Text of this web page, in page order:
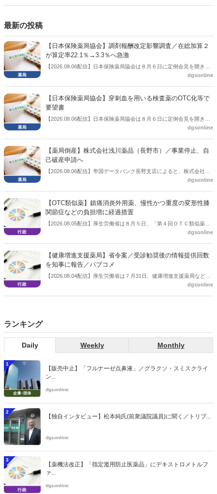
最新の投稿
【日本保険薬局協会】調剤報酬改定影響調査／在総加算２
が算定率22.1％→3.3％へ急激
【2026.08.06配信】日本保険薬局協会は８月６日に定例会見を開き、
「令和８年度調剤報酬改定に係る保険薬局への影響」の調査結果を公
3.3％へ大きく低下した。
dgsonline
【日本保険薬局協会】穿刺血を用いる検査薬のOTC化等で
要望書
【2026.08.06配信】日本保険薬局協会は８月６日に定例会見を開き、
「穿刺血を用いる検査薬のOTC化等に関する要望書」を厚生労働省 医
dgsonline
【薬局倒産】株式会社浅川薬品（長野市）／事業停止、自
己破産申請へ
【2026.08.06配信】帝国データバンク長野支店によると、株式会社浅
川薬品（長野市）は7月31日に事業を停止し、自己破産申請の準備に
dgsonline
【OTC類似薬】鎮痛消炎外用薬、慢性かつ重度の変形性膝
関節症などの負担増に経過措置
【2026.08.05配信】厚生労働省は８月５日、「第４回ＯＴＣ類似薬の
保険給付の見直しの実施に向けた技術的検討会」を開催。「中間とり
会等に報告し、令和８年秋頃を目途に結論を得る予定。
dgsonline
【健康増進支援薬局】省令案／受診勧奨後の情報提供回数
を知事に報告／パブコメ
【2026.08.04配信】厚生労働省は７月31日、健康増進支援薬局などに
関する省令案を示し、パブコメを開始した。受診勧奨を行った後に、
dgsonline
ランキング
Daily Weekly Monthly
1
【販売中止】「フルナーゼ点鼻液」／グラクソ・スミスクライ
ン...
dgsonline
2
【独自インタビュー】松本純氏(前衆議院議員)に聞く／トリプ...
dgsonline
3
【薬機法改正】「指定濫用防止医薬品」にデキストロメトルフ
ァ...
dgsonline